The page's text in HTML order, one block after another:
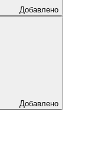
Добавлено
Добавлено